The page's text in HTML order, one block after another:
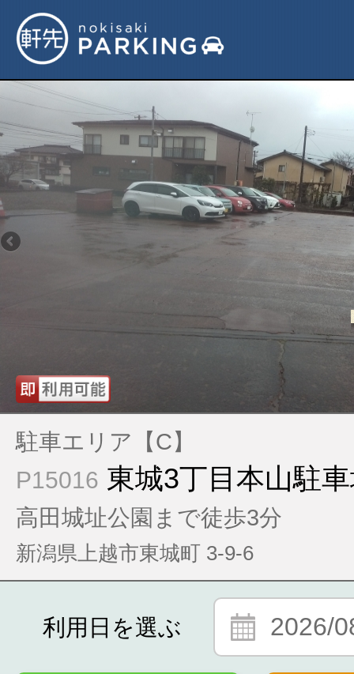
駐車エリア【C】
P15016 東城3丁目本山駐
高田城址公園まで徒歩3分
新潟県上越市東城町 3-9-6
利用日を選ぶ 2026/